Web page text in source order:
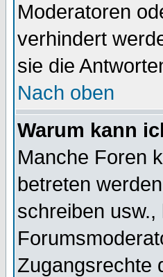
Moderatoren
verhindert
sie die
Nach oben
Warum kann
Manche Foren
betreten
schreiben
Zugangsrechte